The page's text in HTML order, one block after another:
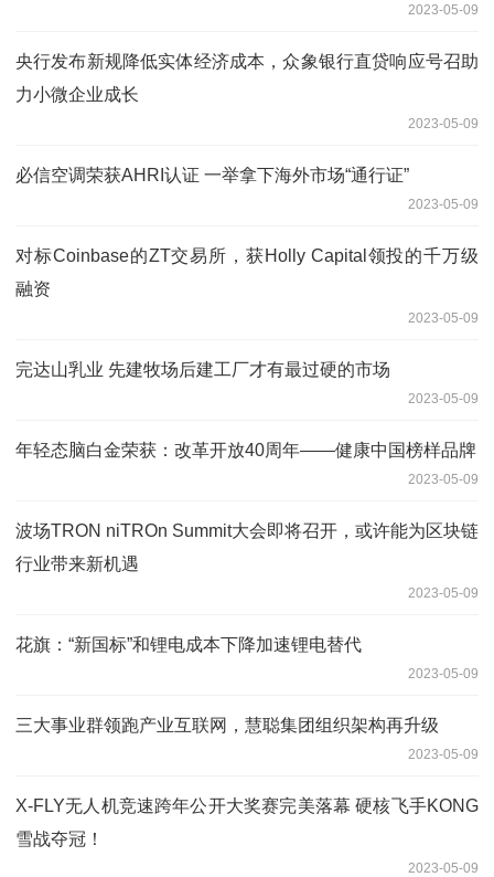
2023-05-09
央行发布新规降低实体经济成本，众象银行直贷响应号召助
力小微企业成长
2023-05-09
必信空调荣获AHRI认证 一举拿下海外市场“通行证”
2023-05-09
对标Coinbase的ZT交易所，获Holly Capital领投的千万级
融资
2023-05-09
完达山乳业 先建牧场后建工厂才有最过硬的市场
2023-05-09
年轻态脑白金荣获：改革开放40周年——健康中国榜样品牌
2023-05-09
波场TRON niTROn Summit大会即将召开，或许能为区块链
行业带来新机遇
2023-05-09
花旗：“新国标”和锂电成本下降加速锂电替代
2023-05-09
三大事业群领跑产业互联网，慧聪集团组织架构再升级
2023-05-09
X-FLY无人机竞速跨年公开大奖赛完美落幕 硬核飞手KONG
雪战夺冠！
2023-05-09